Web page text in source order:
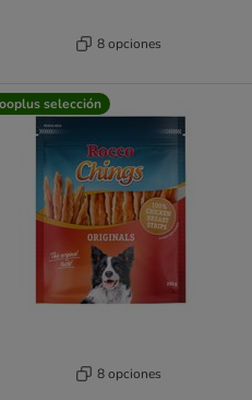
8 opciones
selección
8 opciones